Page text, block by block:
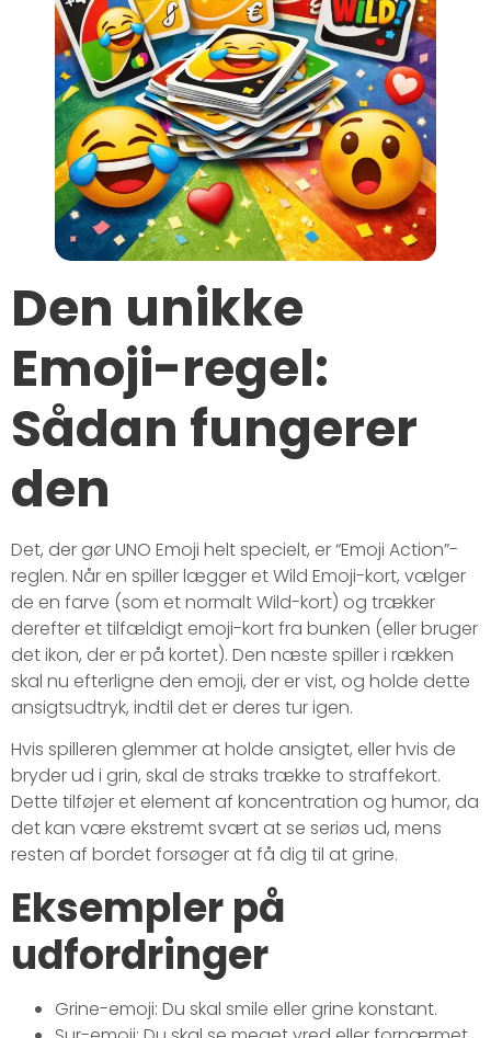
Den unikke
Emoji-regel:
Sådan fungerer
den
Det, der gør UNO Emoji helt specielt, er “Emoji Action”-
reglen. Når en spiller lægger et Wild Emoji-kort, vælger
de en farve (som et normalt Wild-kort) og trækker
derefter et tilfældigt emoji-kort fra bunken (eller bruger
det ikon, der er på kortet). Den næste spiller i rækken
skal nu efterligne den emoji, der er vist, og holde dette
ansigtsudtryk, indtil det er deres tur igen.
Hvis spilleren glemmer at holde ansigtet, eller hvis de
bryder ud i grin, skal de straks trække to straffekort.
Dette tilføjer et element af koncentration og humor, da
det kan være ekstremt svært at se seriøs ud, mens
resten af bordet forsøger at få dig til at grine.
Eksempler på
udfordringer
Grine-emoji: Du skal smile eller grine konstant.